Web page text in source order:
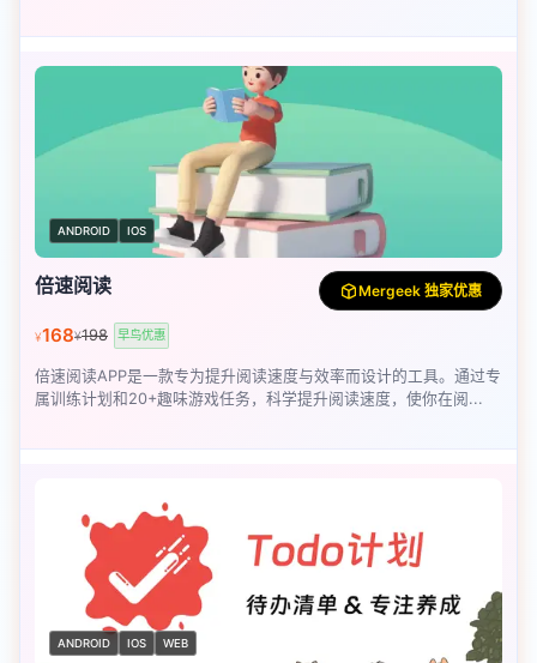
ANDROID IOS
倍速阅读 Mergeek 独家优惠
¥168¥198 早鸟优惠
倍速阅读APP是一款专为提升阅读速度与效率而设计的工具。通过专
属训练计划和20+趣味游戏任务，科学提升阅读速度，使你在阅...
ANDROID IOS WEB